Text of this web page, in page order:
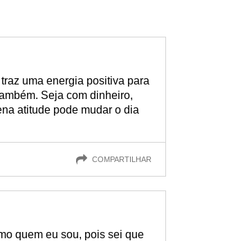
uma energia positiva para
Seja com dinheiro,
atitude pode mudar o dia
COMPARTILHAR
quem eu sou, pois sei que